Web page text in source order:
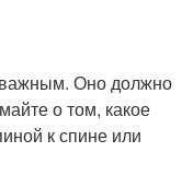
Оно должно
о том, какое
к спине или